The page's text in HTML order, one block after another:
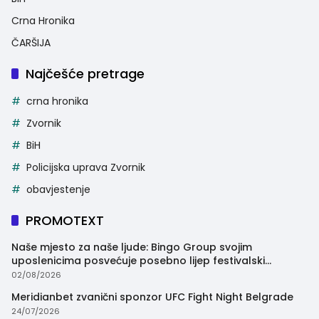
Crna Hronika
ČARŠIJA
Najčešće pretrage
crna hronika
Zvornik
BiH
Policijska uprava Zvornik
obavjestenje
PROMOTEXT
Naše mjesto za naše ljude: Bingo Group svojim
uposlenicima posvećuje posebno lijep festivalski
trenutak
02/08/2026
Meridianbet zvanični sponzor UFC Fight Night Belgrade
24/07/2026